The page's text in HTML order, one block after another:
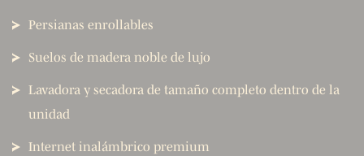
Persianas enrollables
Suelos de madera noble de lujo
Lavadora y secadora de tamaño completo dentro de la
unidad
Internet inalámbrico premium